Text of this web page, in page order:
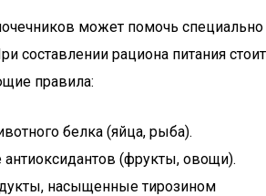
может помочь специально
составлении рациона питания стоит
правила:
белка (яйца, рыба).
(фрукты, овощи).
насыщенные тирозином